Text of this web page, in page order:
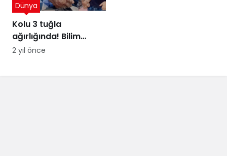
Kolu 3 tuğla
ağırlığında! Bilim
insanları şaşkın
Dünya
2 yıl önce